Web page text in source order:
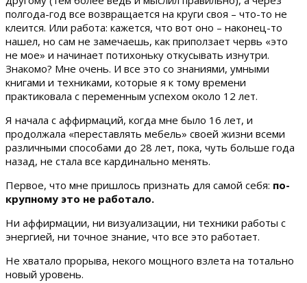
полгода-год все возвращается на круги своя – что-то не
клеится. Или работа: кажется, что вот оно – наконец-то
нашел, но сам не замечаешь, как приползает червь «это
не мое» и начинает потихоньку откусывать изнутри.
Знакомо? Мне очень. И все это со знаниями, умными
книгами и техниками, которые я к тому времени
практиковала с переменным успехом около 12 лет.
Я начала с аффирмаций, когда мне было 16 лет, и
продолжала «переставлять мебель» своей жизни всеми
различными способами до 28 лет, пока, чуть больше года
назад, не стала все кардинально менять.
Первое, что мне пришлось признать для самой себя: по-
крупному это не работало.
Ни аффирмации, ни визуализации, ни техники работы с
энергией, ни точное знание, что все это работает.
Не хватало прорыва, некого мощного взлета на тотально
новый уровень.